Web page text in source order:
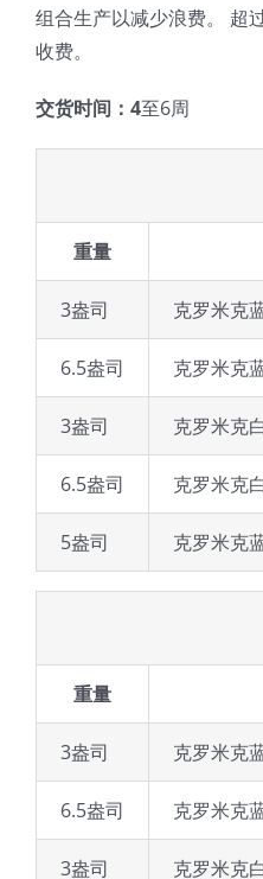
组合生产以减少浪费。 超
收费。
交货时间：4至6周
重量
3盎司 克罗米克
6.5盎司 克罗米克
3盎司 克罗米克
6.5盎司 克罗米克
5盎司 克罗米克
重量
3盎司 克罗米克
6.5盎司 克罗米克
3盎司 克罗米克